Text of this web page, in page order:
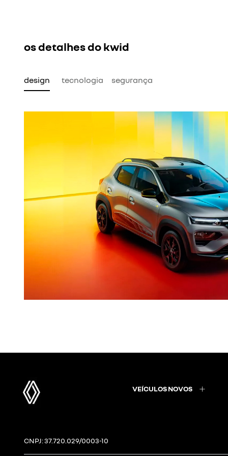
os detalhes do kwid
design tecnologia segurança
VEÍCULOS NOVOS
CNPJ: 37.720.029/0003-10